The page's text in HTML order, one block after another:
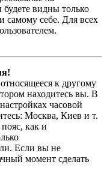
будете видны только
самому себе. Для всех
к другому
находитесь вы. В
часовой
Москва, Киев и т.
как и
Если вы не
момент сделать